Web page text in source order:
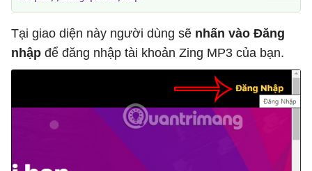
Tại giao diện này người dùng sẽ nhấn vào Đăng
nhập để đăng nhập tài khoản Zing MP3 của bạn.